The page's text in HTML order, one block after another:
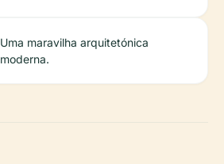
Uma maravilha arquitetónica
moderna.